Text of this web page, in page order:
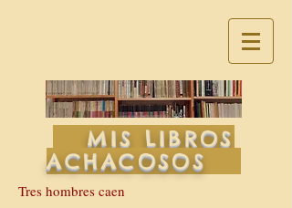
MIS LIBROS
ACHACOSOS
Tres hombres caen